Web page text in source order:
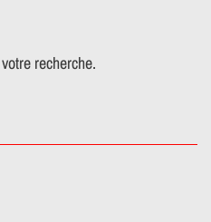
recherche.